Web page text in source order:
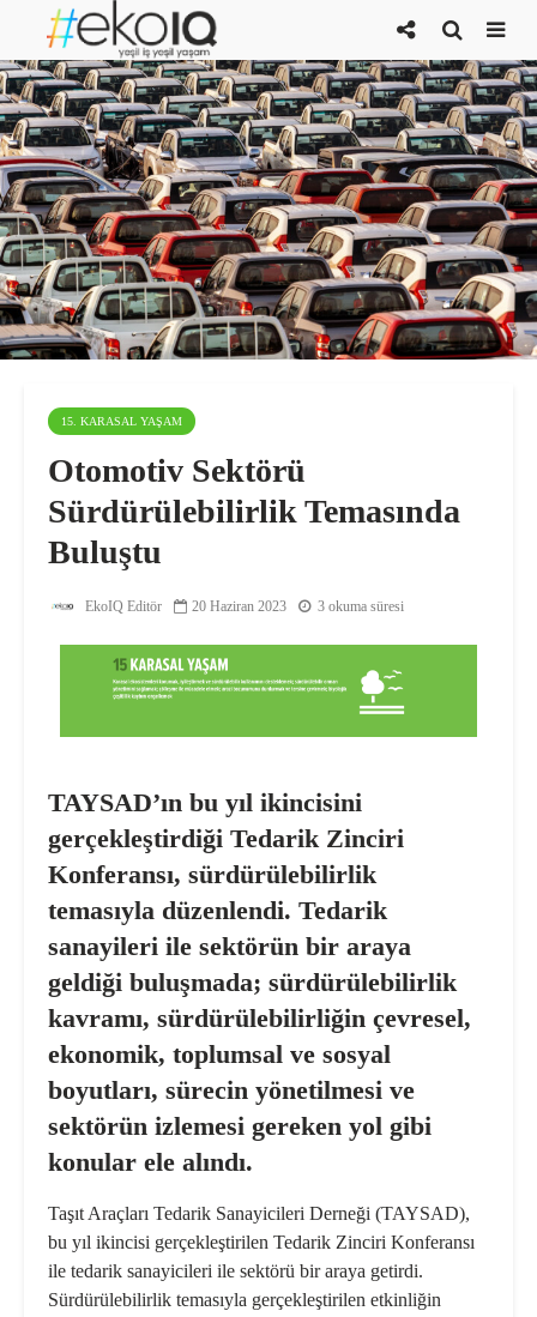
15. KARASAL YAŞAM
Otomotiv Sektörü
Sürdürülebilirlik Temasında
Buluştu
EkoIQ Editör 20 Haziran 2023 3 okuma süresi
TAYSAD’ın bu yıl ikincisini
gerçekleştirdiği Tedarik Zinciri
Konferansı, sürdürülebilirlik
temasıyla düzenlendi. Tedarik
sanayileri ile sektörün bir araya
geldiği buluşmada; sürdürülebilirlik
kavramı, sürdürülebilirliğin çevresel,
ekonomik, toplumsal ve sosyal
boyutları, sürecin yönetilmesi ve
sektörün izlemesi gereken yol gibi
konular ele alındı.
Taşıt Araçları Tedarik Sanayicileri Derneği (TAYSAD),
bu yıl ikincisi gerçekleştirilen Tedarik Zinciri Konferansı
ile tedarik sanayicileri ile sektörü bir araya getirdi.
Sürdürülebilirlik temasıyla gerçekleştirilen etkinliğin